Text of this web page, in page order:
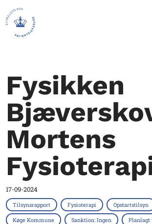
Fysikken
Mortens
17-09-2024
Tilsynsrapport Fysioterapi Opstartstilsyn
Køge Kommune Sanktion: Ingen Planlagt